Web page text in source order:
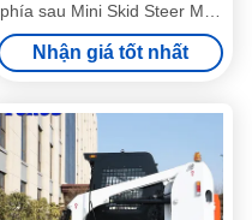
phía sau Mini Skid Steer Máy
tải Skid nhỏ
Nhận giá tốt nhất